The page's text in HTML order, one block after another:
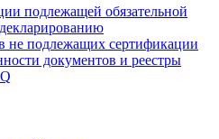
подлежащей обязательной
не подлежащих сертификации
документов и реестры